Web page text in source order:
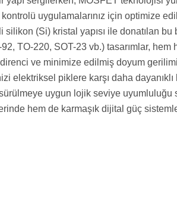
uygulamalarınız için optimize
(Si) kristal yapısı ile donatılan bu
TO-220, SOT-23 vb.) tasarımlar, hem
ve minimize edilmiş doyum
elektriksel piklere karşı daha
uygun lojik seviye uyumluluğu
hem de karmaşık dijital güç